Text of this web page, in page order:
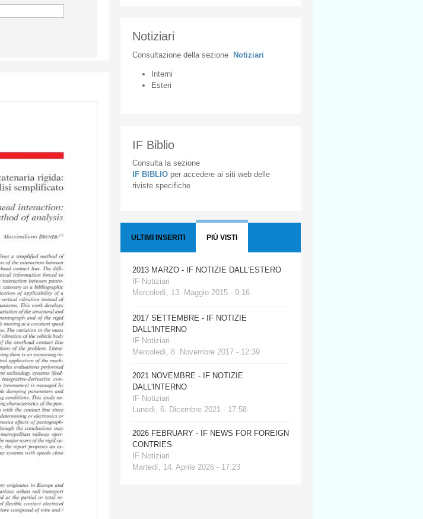
Notiziari
Consultazione della sezione Notiziari
Interni
Esteri
IF Biblio
Consulta la sezione
IF BIBLIO per accedere ai siti web delle
riviste specifiche
ULTIMI INSERITI PIÙ VISTI
2013 MARZO - IF NOTIZIE DALL'ESTERO
IF Notiziari
Mercoledì, 13. Maggio 2015 - 9:16
2017 SETTEMBRE - IF NOTIZIE
DALL'INTERNO
IF Notiziari
Mercoledì, 8. Novembre 2017 - 12:39
2021 NOVEMBRE - IF NOTIZIE
DALL'INTERNO
IF Notiziari
Lunedì, 6. Dicembre 2021 - 17:58
2026 FEBRUARY - IF NEWS FOR FOREIGN
CONTRIES
IF Notiziari
Martedì, 14. Aprile 2026 - 17:23